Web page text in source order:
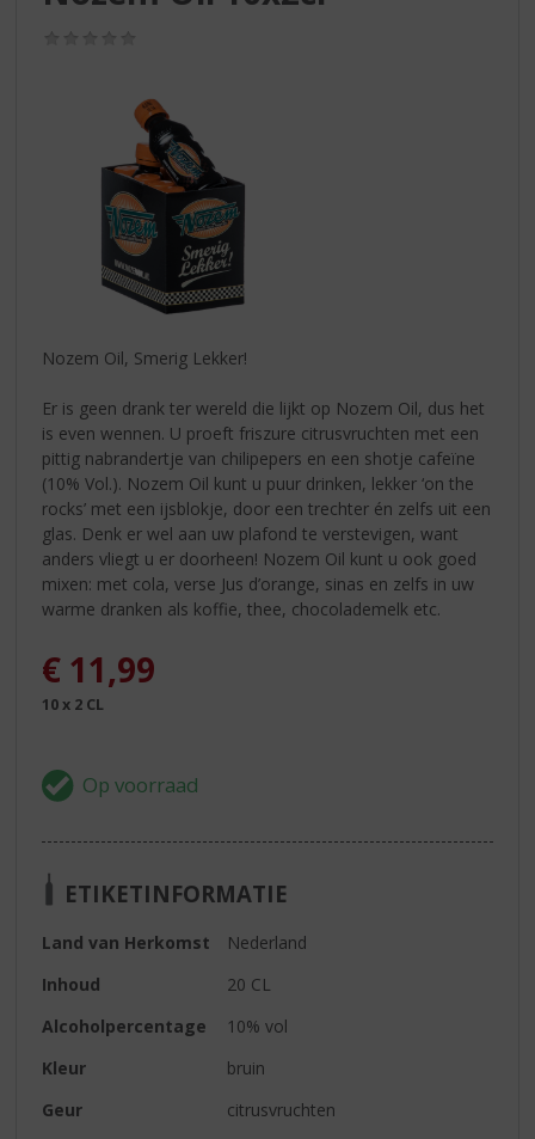
Nozem Oil, Smerig Lekker!
Er is geen drank ter wereld die lijkt op Nozem Oil, dus het
is even wennen. U proeft friszure citrusvruchten met een
pittig nabrandertje van chilipepers en een shotje cafeïne
(10% Vol.). Nozem Oil kunt u puur drinken, lekker ‘on the
rocks’ met een ijsblokje, door een trechter én zelfs uit een
glas. Denk er wel aan uw plafond te verstevigen, want
anders vliegt u er doorheen! Nozem Oil kunt u ook goed
mixen: met cola, verse Jus d’orange, sinas en zelfs in uw
warme dranken als koffie, thee, chocolademelk etc.
€ 11,99
10 x 2 CL
ETIKETINFORMATIE
Land van Herkomst
Nederland
Inhoud
20 CL
Alcoholpercentage
10% vol
Kleur
bruin
Geur
citrusvruchten